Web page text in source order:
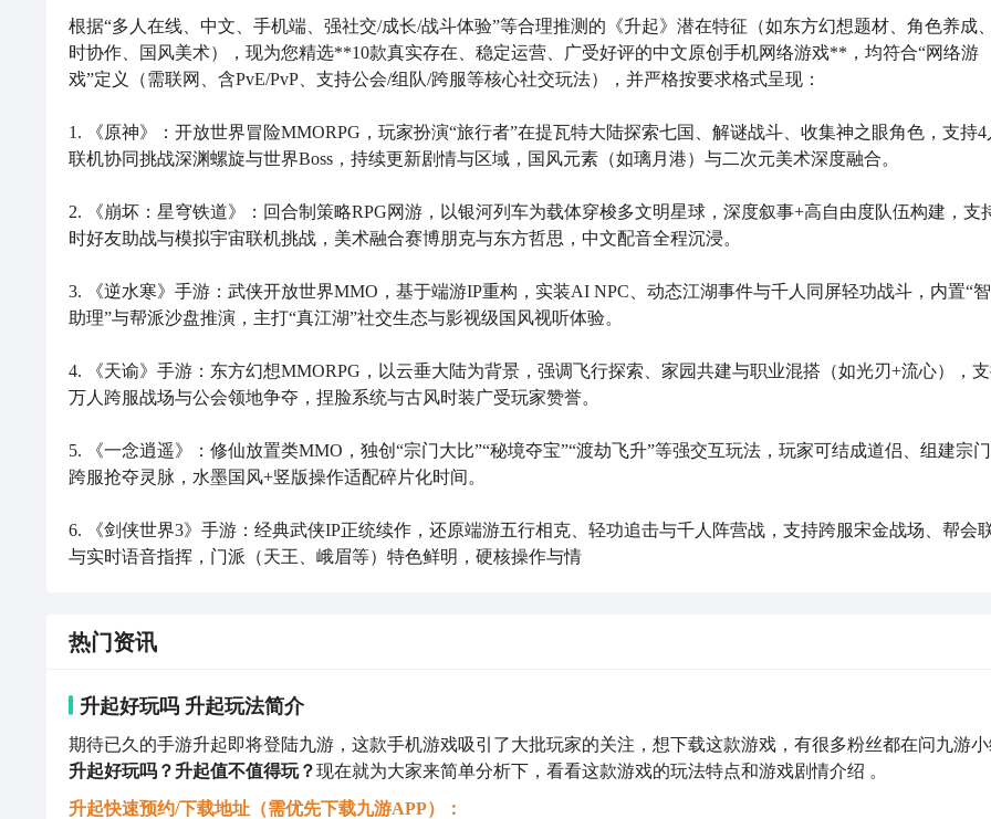
根据“多人在线、中文、手机端、强社交/成长/战斗体验”等合理推测的《升起》潜在特征（如东方幻想题材、角色养成
时协作、国风美术），现为您精选**10款真实存在、稳定运营、广受好评的中文原创手机网络游戏**，均符合“网络游
戏”定义（需联网、含PvE/PvP、支持公会/组队/跨服等核心社交玩法），并严格按要求格式呈现：
1. 《原神》：开放世界冒险MMORPG，玩家扮演“旅行者”在提瓦特大陆探索七国、解谜战斗、收集神之眼角色，支持4
联机协同挑战深渊螺旋与世界Boss，持续更新剧情与区域，国风元素（如璃月港）与二次元美术深度融合。
2. 《崩坏：星穹铁道》：回合制策略RPG网游，以银河列车为载体穿梭多文明星球，深度叙事+高自由度队伍构建，支
时好友助战与模拟宇宙联机挑战，美术融合赛博朋克与东方哲思，中文配音全程沉浸。
3. 《逆水寒》手游：武侠开放世界MMO，基于端游IP重构，实装AI NPC、动态江湖事件与千人同屏轻功战斗，内置“
助理”与帮派沙盘推演，主打“真江湖”社交生态与影视级国风视听体验。
4. 《天谕》手游：东方幻想MMORPG，以云垂大陆为背景，强调飞行探索、家园共建与职业混搭（如光刃+流心），
万人跨服战场与公会领地争夺，捏脸系统与古风时装广受玩家赞誉。
5. 《一念逍遥》：修仙放置类MMO，独创“宗门大比”“秘境夺宝”“渡劫飞升”等强交互玩法，玩家可结成道侣、组建宗门
跨服抢夺灵脉，水墨国风+竖版操作适配碎片化时间。
6. 《剑侠世界3》手游：经典武侠IP正统续作，还原端游五行相克、轻功追击与千人阵营战，支持跨服宋金战场、帮会
与实时语音指挥，门派（天王、峨眉等）特色鲜明，硬核操作与情
热门资讯
升起好玩吗 升起玩法简介
期待已久的手游升起即将登陆九游，这款手机游戏吸引了大批玩家的关注，想下载这款游戏，有很多粉丝都在问九游小
升起好玩吗？升起值不值得玩？现在就为大家来简单分析下，看看这款游戏的玩法特点和游戏剧情介绍 。
升起快速预约/下载地址（需优先下载九游APP）：